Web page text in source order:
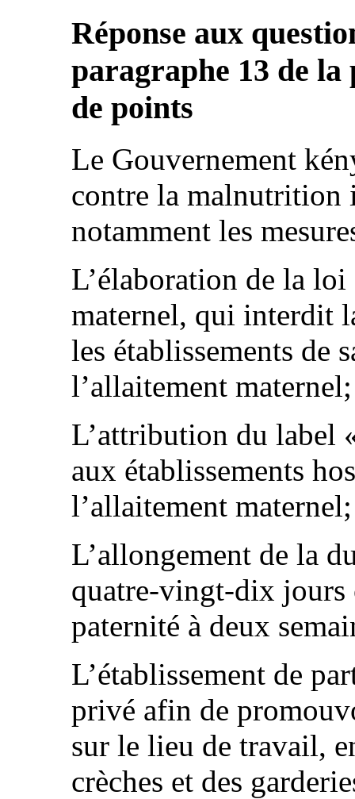
Réponse aux
paragraphe 13 de
de points
Le Gouvernement
contre la malnutrition
notamment les
L’élaboration de la
maternel, qui interdit
les établissements de
l’allaitement maternel;
L’attribution du label
aux établissements
l’allaitement maternel;
L’allongement de la
quatre-vingt-dix jours
paternité à deux
L’établissement de
privé afin de
sur le lieu de travail,
crèches et des